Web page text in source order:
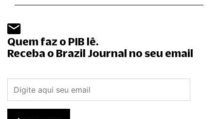
Quem faz o PIB lê.
Receba o Brazil Journal no seu email